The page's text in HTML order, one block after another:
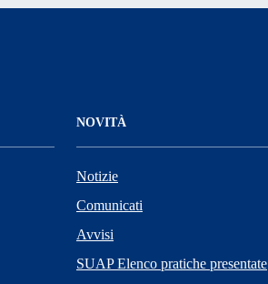
NOVITÀ
Notizie
Comunicati
Avvisi
SUAP Elenco pratiche presentate